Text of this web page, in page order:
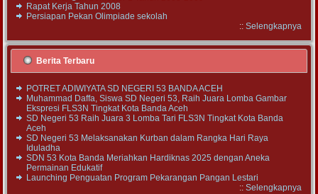
Rapat Kerja Tahun 2008
Persiapan Pekan Olimpiade sekolah
:: Selengkapnya
Berita Terbaru
POTRET ADIWIYATA SD NEGERI 53 BANDA ACEH
Muhammad Daffa, Siswa SD Negeri 53, Raih Juara Lomba Gambar
Ekspresi FLS3N Tingkat Kota Banda Aceh
SD Negeri 53 Raih Juara 3 Lomba Tari FLS3N Tingkat Kota Banda
Aceh
SD Negeri 53 Melaksanakan Kurban dalam Rangka Hari Raya
Iduladha
SDN 53 Kota Banda Meriahkan Hardiknas 2025 dengan Aneka
Permainan Edukatif
Launching Penguatan Program Pekarangan Pangan Lestari
:: Selengkapnya